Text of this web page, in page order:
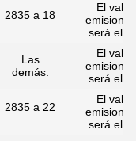
2835 a 18
El
será el
Las
demás:
El
será el
2835 a 22
El
será el